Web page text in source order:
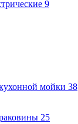
9
мойки 38
25